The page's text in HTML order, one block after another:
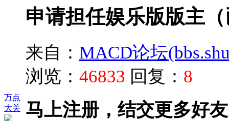
万点
大关
申请担任娱乐版版主
来自： MACD论坛
浏览： 46833 回复： 8
马上注册，结交更多好